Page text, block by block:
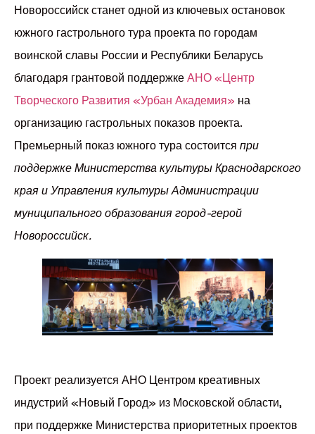
Новороссийск станет одной из ключевых остановок
южного гастрольного тура проекта по городам
воинской славы России и Республики Беларусь
благодаря грантовой поддержкеАНО «Центр
Творческого Развития «Урбан Академия» на
организацию гастрольных показов проекта.
Премьерный показ южного тура состоится при
поддержке Министерства культуры Краснодарского
края и Управления культуры Администрации
муниципального образования город-герой
Новороссийск.
Проект реализуется АНО Центром креативных
индустрий «Новый Город» из Московской области,
при поддержке Министерства приоритетных проектов